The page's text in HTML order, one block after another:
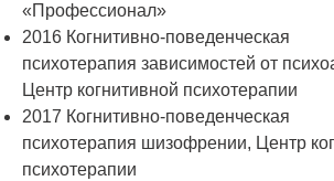
«Профессионал»
2016 Когнитивно-поведенческая
психотерапия зависимостей от
Центр когнитивной психотерапии
2017 Когнитивно-поведенческая
психотерапия шизофрении, Центр
психотерапии